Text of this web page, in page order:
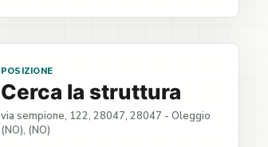
POSIZIONE
Cerca la struttura
via sempione, 122, 28047, 28047 - Oleggio
(NO), (NO)